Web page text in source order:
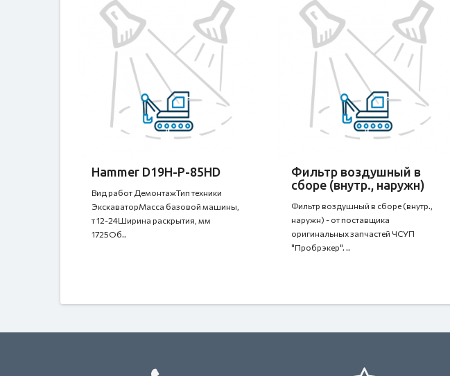
Hammer D19H-P-85HD
Вид работ ДемонтажТип техники
ЭкскаваторМасса базовой машины,
т 12-24Ширина раскрытия, мм
1725Об..
Фильтр воздушный в
сборе (внутр., наружн)
Фильтр воздушный в сборе (внутр.,
наружн) - от поставщика
оригинальных запчастей ЧСУП
"Пробрэкер". ..